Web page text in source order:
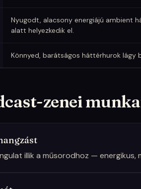
Nyugodt, alacsony energiájú ambient
alatt helyezkedik el.
Könnyed, barátságos háttérhurok lágy
zenei
illik a műsorodhoz —